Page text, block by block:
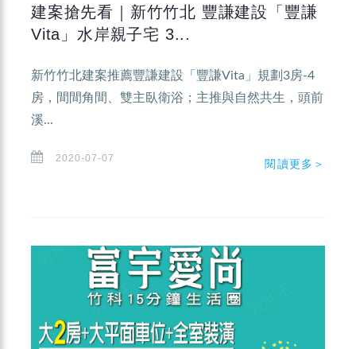
建案搶先看｜新竹竹北 豐謙建設「豐謙
Vita」水岸親子宅 3...
新竹竹北建案推薦豐謙建設「豐謙Vita」規劃3房-4
房，間間角間、雙主臥衛浴；主推與自然共生，頭前
溪...
2020-07-07 閱讀更多＞